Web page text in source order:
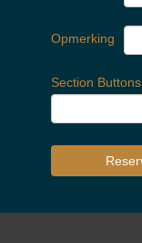
Opmerking
Section Buttons